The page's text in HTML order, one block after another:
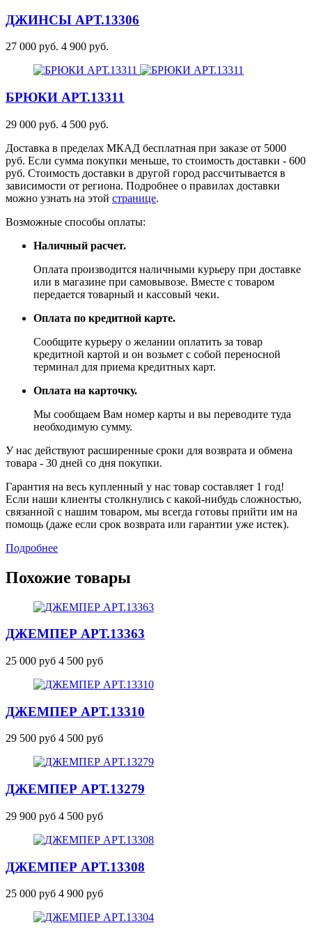
ДЖИНСЫ АРТ.13306
27 000 руб. 4 900 руб.
БРЮКИ АРТ.13311
29 000 руб. 4 500 руб.
Доставка в пределах МКАД бесплатная при заказе от 5000
руб. Если сумма покупки меньше, то стоимость доставки - 600
руб. Стоимость доставки в другой город рассчитывается в
зависимости от региона. Подробнее о правилах доставки
можно узнать на этой странице.
Возможные способы оплаты:
Наличный расчет.
Оплата производится наличными курьеру при доставке
или в магазине при самовывозе. Вместе с товаром
передается товарный и кассовый чеки.
Оплата по кредитной карте.
Сообщите курьеру о желании оплатить за товар
кредитной картой и он возьмет с собой переносной
терминал для приема кредитных карт.
Оплата на карточку.
Мы сообщаем Вам номер карты и вы переводите туда
необходимую сумму.
У нас действуют расширенные сроки для возврата и обмена
товара - 30 дней со дня покупки.
Гарантия на весь купленный у нас товар составляет 1 год!
Если наши клиенты столкнулись с какой-нибудь сложностью,
связанной с нашим товаром, мы всегда готовы прийти им на
помощь (даже если срок возврата или гарантии уже истек).
Подробнее
Похожие товары
ДЖЕМПЕР АРТ.13363
25 000 руб 4 500 руб
ДЖЕМПЕР АРТ.13310
29 500 руб 4 500 руб
ДЖЕМПЕР АРТ.13279
29 900 руб 4 500 руб
ДЖЕМПЕР АРТ.13308
25 000 руб 4 900 руб